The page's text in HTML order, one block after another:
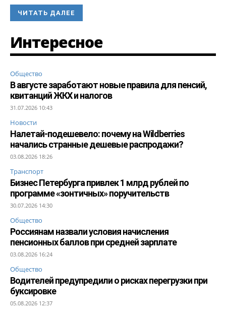
ЧИТАТЬ ДАЛЕЕ
Интересное
Общество
В августе заработают новые правила для пенсий,
квитанций ЖКХ и налогов
31.07.2026 10:43
Новости
Налетай-подешевело: почему на Wildberries
начались странные дешевые распродажи?
03.08.2026 18:26
Транспорт
Бизнес Петербурга привлек 1 млрд рублей по
программе «зонтичных» поручительств
30.07.2026 14:30
Общество
Россиянам назвали условия начисления
пенсионных баллов при средней зарплате
03.08.2026 16:24
Общество
Водителей предупредили о рисках перегрузки при
буксировке
05.08.2026 12:37